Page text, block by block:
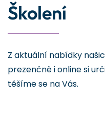
Školení
Z aktuální nabídky
prezenčně i online si
těšíme se na Vás.